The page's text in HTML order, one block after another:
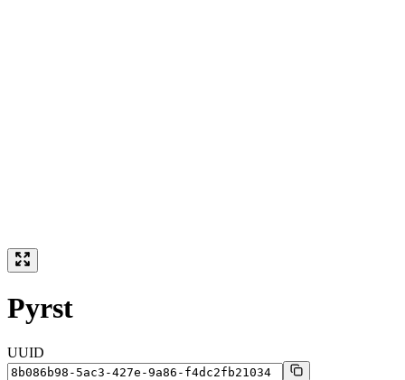
Pyrst
UUID